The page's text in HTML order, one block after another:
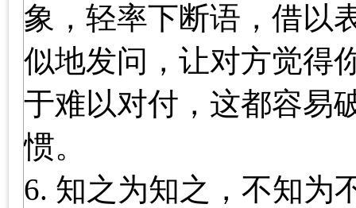
象，轻率下断语，借以
似地发问，让对方觉得
于难以对付，这都容易
惯。
6. 知之为知之，不知为